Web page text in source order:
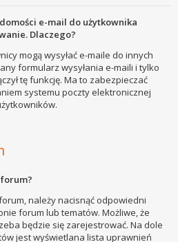
e-mail do użytkownika
Dlaczego?
mogą wysyłać e-maile do innych
formularz wysyłania e-maili i tylko
tę funkcję. Ma to zabezpieczać
systemu poczty elektronicznej
należy nacisnąć odpowiedni
forum lub tematów. Możliwe, że
będzie się zarejestrować. Na dole
jest wyświetlana lista uprawnień